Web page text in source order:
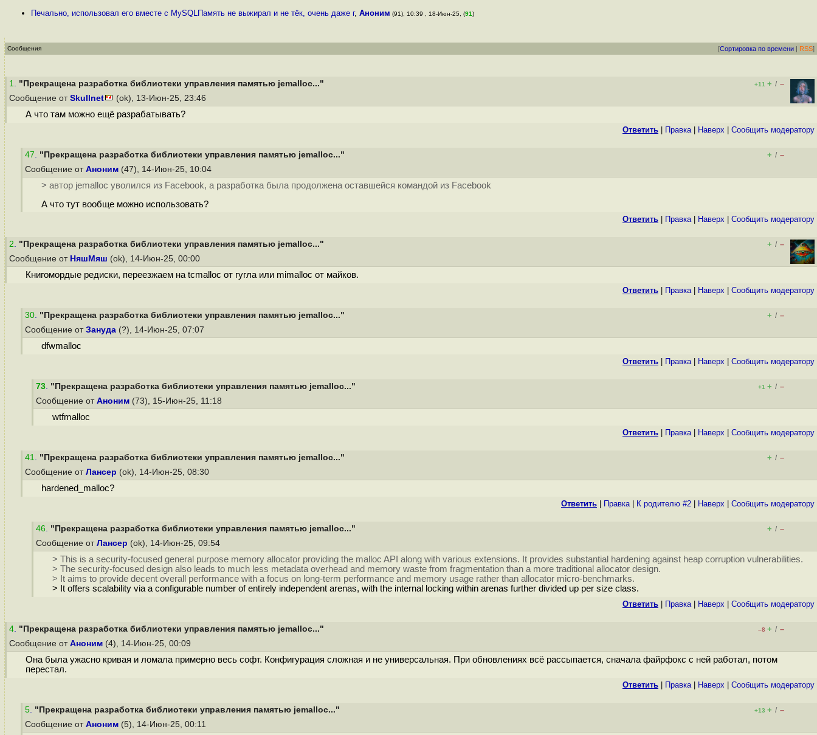
Печально, использовал его вместе с MySQLПамять не выжирал и не тёк, очень даже г, Аноним (91), 10:39 , 18-Июн-25, (91)
Сообщения [Сортировка по времени | RSS]
1. "Прекращена разработка библиотеки управления памятью jemalloc..." +11 + / –
Сообщение от Skullnet (ok), 13-Июн-25, 23:46
А что там можно ещё разрабатывать?
Ответить Правка| Наверх Cообщить модератору
47. "Прекращена разработка библиотеки управления памятью jemalloc..." + / –
Сообщение от Аноним (47), 14-Июн-25, 10:04
> автор jemalloc уволился из Facebook, а разработка была продолжена оставшейся командой из Facebook
А что тут вообще можно использовать?
Ответить Правка| Наверх Cообщить модератору
2. "Прекращена разработка библиотеки управления памятью jemalloc..." + / –
Сообщение от НяшМяш (ok), 14-Июн-25, 00:00
Книгомордые редиски, переезжаем на tcmalloc от гугла или mimalloc от майков.
Ответить Правка| Наверх Cообщить модератору
30. "Прекращена разработка библиотеки управления памятью jemalloc..." + / –
Сообщение от Зануда (?), 14-Июн-25, 07:07
dfwmalloc
Ответить Правка| Наверх Cообщить модератору
73. "Прекращена разработка библиотеки управления памятью jemalloc..." +1 + / –
Сообщение от Аноним (73), 15-Июн-25, 11:18
wtfmalloc
Ответить Правка| Наверх Cообщить модератору
41. "Прекращена разработка библиотеки управления памятью jemalloc..." + / –
Сообщение от Лансер (ok), 14-Июн-25, 08:30
hardened_malloc?
Ответить Правка| К родителю #2 Наверх Cообщить модератору
46. "Прекращена разработка библиотеки управления памятью jemalloc..." + / –
Сообщение от Лансер (ok), 14-Июн-25, 09:54
> This is a security-focused general purpose memory allocator providing the malloc API along with various extensions. It provides substantial hardening against heap corruption vulnerabilities.
> The security-focused design also leads to much less metadata overhead and memory waste from fragmentation than a more traditional allocator design.
> It aims to provide decent overall performance with a focus on long-term performance and memory usage rather than allocator micro-benchmarks.
> It offers scalability via a configurable number of entirely independent arenas, with the internal locking within arenas further divided up per size class.
Ответить Правка| Наверх Cообщить модератору
4. "Прекращена разработка библиотеки управления памятью jemalloc..." –8 + / –
Сообщение от Аноним (4), 14-Июн-25, 00:09
Она была ужасно кривая и ломала примерно весь софт. Конфигурация сложная и не универсальная. При обновлениях всё рассыпается, сначала файрфокс с ней работал, потом
перестал.
Ответить Правка| Наверх Cообщить модератору
5. "Прекращена разработка библиотеки управления памятью jemalloc..." +13 + / –
Сообщение от Аноним (5), 14-Июн-25, 00:11